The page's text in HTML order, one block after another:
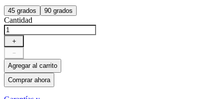
45 grados 90 grados
Cantidad
＋
－
Agregar al carrito
Comprar ahora